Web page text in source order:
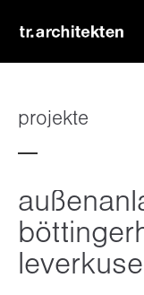
passwort
projekte